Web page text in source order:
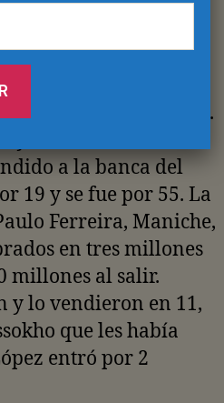
Pepe que les costó 2
de futbolista
precio de 30 millones.
y lo vendieron a 47.
a la banca del
19 y se fue por 55. La
Ferreira, Maniche,
en tres millones
millones al salir.
y lo vendieron en 11,
que les había
entró por 2